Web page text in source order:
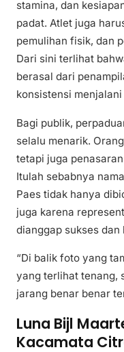
stamina, dan
padat. Atlet juga
pemulihan fisik, dan
Dari sini terlihat
berasal dari
konsistensi
Bagi publik,
selalu menarik.
tetapi juga
Itulah sebabnya
Paes tidak hanya
juga karena
dianggap sukses dan
“Di balik foto yang
yang terlihat tenang,
jarang benar benar
Luna Bijl
Kacamata